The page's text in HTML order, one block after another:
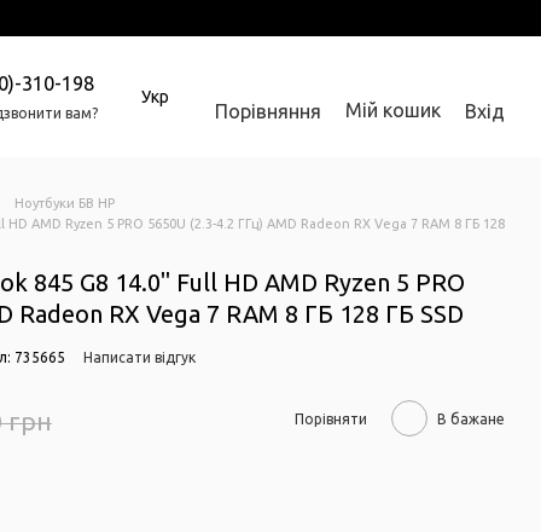
310-198
вам?
Укр
Порівняння Мій кошик Вхід
Ноутбуки БВ HP
AMD Ryzen 5 PRO 5650U (2.3-4.2 ГГц) AMD Radeon RX Vega 7 RAM 8 ГБ 128
845 G8 14.0" Full HD AMD Ryzen 5 PRO
Radeon RX Vega 7 RAM 8 ГБ 128 ГБ SSD
735665 Написати відгук
грн Порівняти В бажане